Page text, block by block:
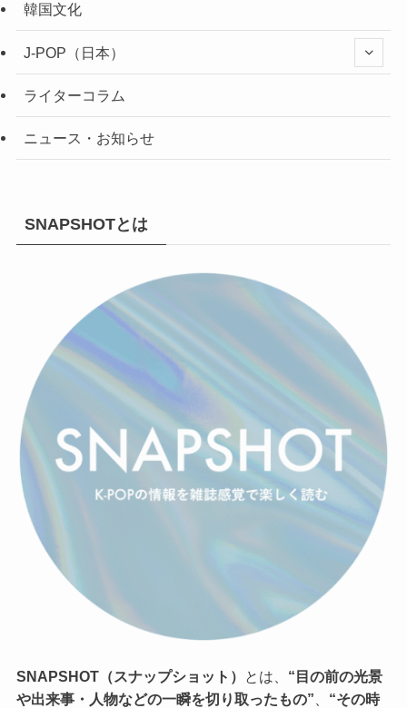
韓国文化
J-POP（日本）
ライターコラム
ニュース・お知らせ
SNAPSHOTとは
SNAPSHOT（スナップショット） とは、 “目の前の光景
や出来事・人物などの一瞬を切り取ったもの”
“その時